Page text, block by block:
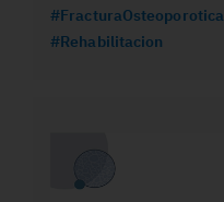
#FracturaOsteoporotica
#Rehabilitacion